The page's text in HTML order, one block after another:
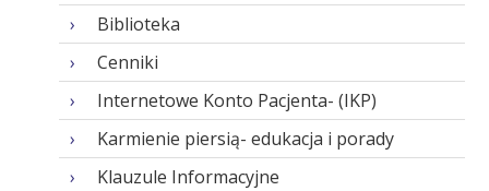
Biblioteka
Cenniki
Internetowe Konto Pacjenta- (IKP)
Karmienie piersią- edukacja i porady
Klauzule Informacyjne